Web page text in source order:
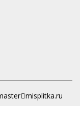
misplitka.ru